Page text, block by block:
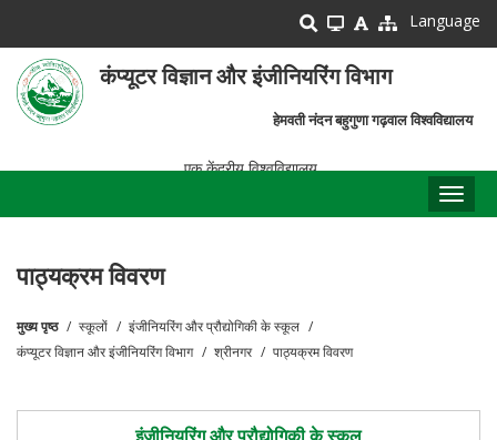
main
content
Language
कंप्यूटर विज्ञान और इंजीनियरिंग विभाग
हेमवती नंदन बहुगुणा गढ़वाल विश्वविद्यालय
एक केंद्रीय विश्वविद्यालय
पाठ्यक्रम विवरण
पग
मुख्य पृष्ठ स्कूलों
इंजीनियरिंग और प्रौद्योगिकी के स्कूल
कंप्यूटर विज्ञान और इंजीनियरिंग विभाग
श्रीनगर पाठ्यक्रम विवरण